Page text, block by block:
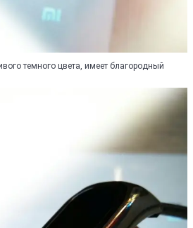
темного цвета, имеет благородный